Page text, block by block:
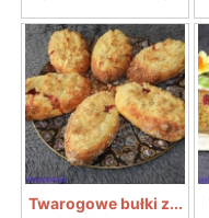
Twarogowe bułki z...